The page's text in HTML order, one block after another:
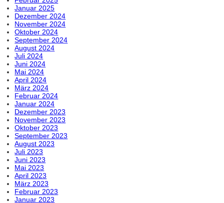
Januar 2025
Dezember 2024
November 2024
Oktober 2024
September 2024
August 2024
Juli 2024
Juni 2024
Mai 2024
April 2024
März 2024
Februar 2024
Januar 2024
Dezember 2023
November 2023
Oktober 2023
September 2023
August 2023
Juli 2023
Juni 2023
Mai 2023
April 2023
März 2023
Februar 2023
Januar 2023